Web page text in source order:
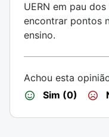
UERN em pau
encontrar pontos
ensino.
Achou esta
Sim (0)